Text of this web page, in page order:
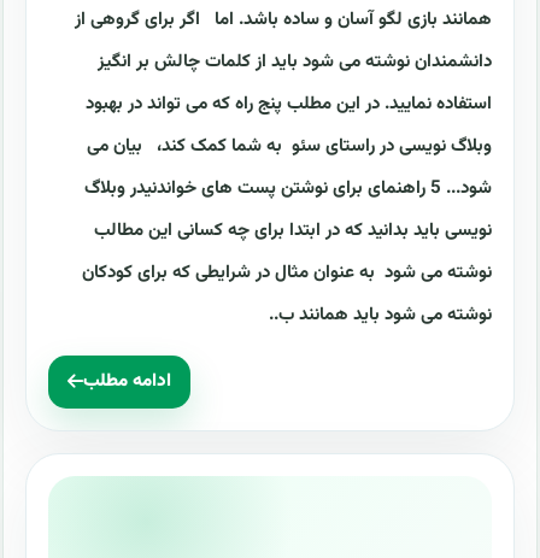
همانند بازی لگو آسان و ساده باشد. اما اگر برای گروهی از
دانشمندان نوشته می شود باید از کلمات چالش بر انگیز
استفاده نمایید. در این مطلب پنج راه که می تواند در بهبود
وبلاگ نویسی در راستای سئو به شما کمک کند، بیان می
شود... 5 راهنمای برای نوشتن پست های خواندنیدر وبلاگ
نویسی باید بدانید که در ابتدا برای چه کسانی این مطالب
نوشته می شود به عنوان مثال در شرایطی که برای کودکان
نوشته می شود باید همانند ب..
ادامه مطلب